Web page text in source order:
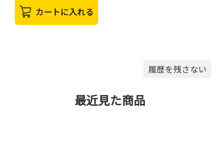
カートに入れる
履歴を残さない
最近見た商品